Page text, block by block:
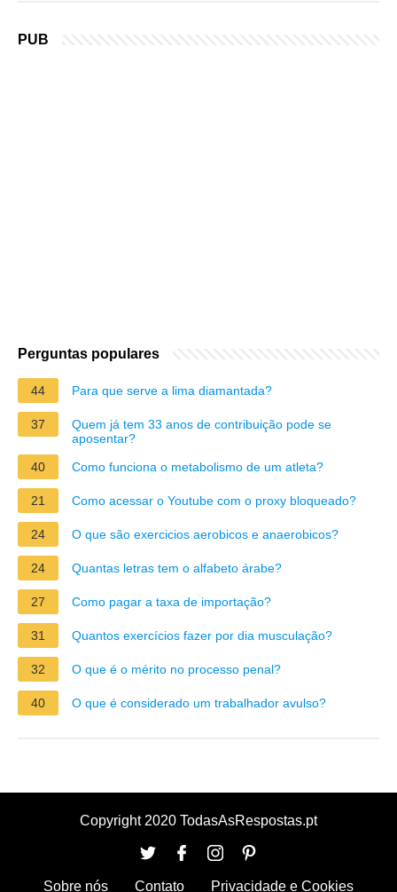
PUB
Perguntas populares
44 Para que serve a lima diamantada?
37
Quem já tem 33 anos de contribuição pode se
aposentar?
40
Como funciona o metabolismo de um atleta?
21 Como acessar o Youtube com o proxy bloqueado?
24 O que são exercicios aerobicos e anaerobicos?
24 Quantas letras tem o alfabeto árabe?
27 Como pagar a taxa de importação?
31 Quantos exercícios fazer por dia musculação?
32 O que é o mérito no processo penal?
40 O que é considerado um trabalhador avulso?
Copyright 2020 TodasAsRespostas.pt
Sobre nós Contato Privacidade e Cookies